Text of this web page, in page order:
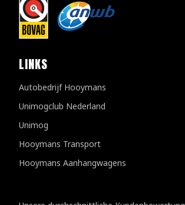
LINKS
Autobedrijf Hooymans
Unimogclub Nederland
Unimog
Hooymans Transport
Hooymans Aanhangwagens